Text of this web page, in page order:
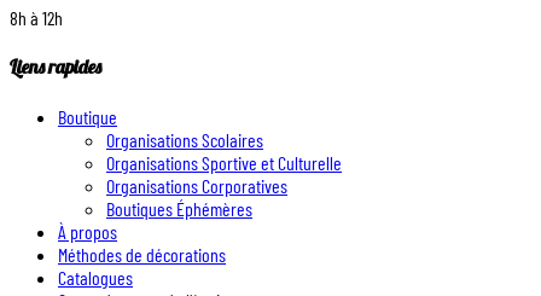
8h à 12h
Liens rapides
Boutique
Organisations Scolaires
Organisations Sportive et Culturelle
Organisations Corporatives
Boutiques Éphémères
À propos
Méthodes de décorations
Catalogues